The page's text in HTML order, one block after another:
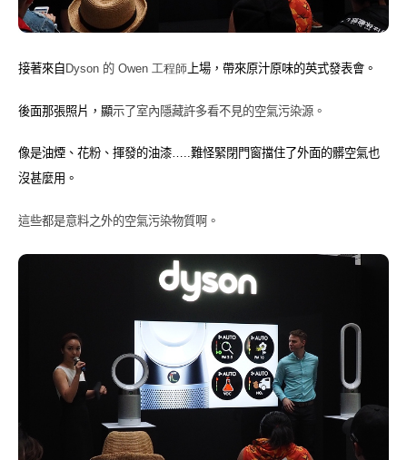
接著來自 Dyson 的 Owen 工程師 上場，帶來原汁原味的英式發表會。
後面那張照片，顯示了室內隱藏許多看不見的空氣污染源。
像是油煙、花粉、揮發的油漆…..難怪緊閉門窗擋住了外面的髒空氣也
沒甚麼用。
這些都是意料之外的空氣污染物質啊。